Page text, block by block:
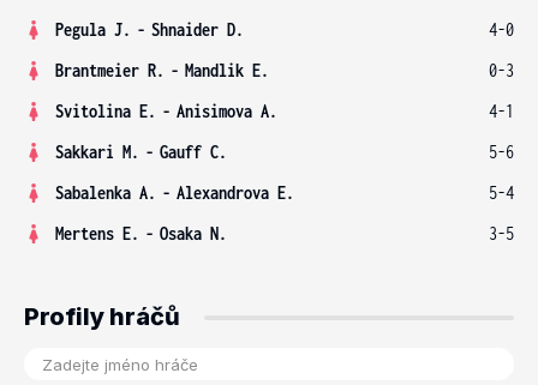
Pegula J. - Shnaider D.
4-0
Brantmeier R. - Mandlik E.
0-3
Svitolina E. - Anisimova A.
4-1
Sakkari M. - Gauff C.
5-6
Sabalenka A. - Alexandrova E.
5-4
Mertens E. - Osaka N. 3-5
Profily hráčů